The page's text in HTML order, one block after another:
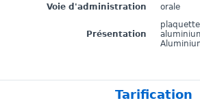
Voie d'administration
orale
Présentation
Tarification